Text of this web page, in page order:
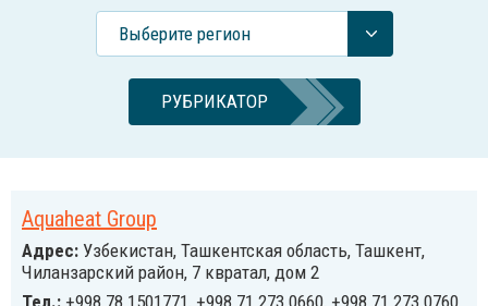
Выберите регион
РУБРИКАТОР
Aquaheat Group
Адрес: Узбекистан, Ташкентская область, Ташкент,
Чиланзарский район, 7 квратал, дом 2
Тел.: +998 78 1501771, +998 71 273 0660, +998 71 273 0760